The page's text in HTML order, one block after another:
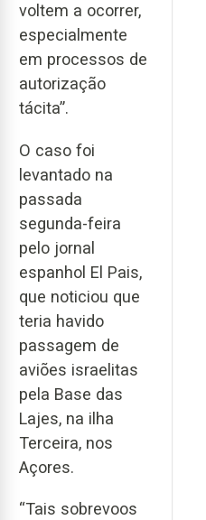
voltem a ocorrer,
especialmente
em processos de
autorização
tácita”.
O caso foi
levantado na
passada
segunda-feira
pelo jornal
espanhol El Pais,
que noticiou que
teria havido
passagem de
aviões israelitas
pela Base das
Lajes, na ilha
Terceira, nos
Açores.
“Tais sobrevoos